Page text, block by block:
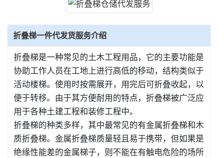
折叠梯一件代发货服务介绍
折叠梯是一种常见的土木工程用品，它的主要功能是
协助工作人员在工地上进行高低的移动，结构类似于
活动楼梯。使用时按需展开，用完后可折叠收起，以
便于转移。由于其方便耐用的特点，折叠梯被广泛应
用于各种土建工程和装修工程中。
折叠梯的种类多样，其中最常见的有金属折叠梯和木
质折叠梯。金属折叠梯质量轻且易于携带，但如果是
绝缘性能差的金属梯子，则不能在有触电危险的场所